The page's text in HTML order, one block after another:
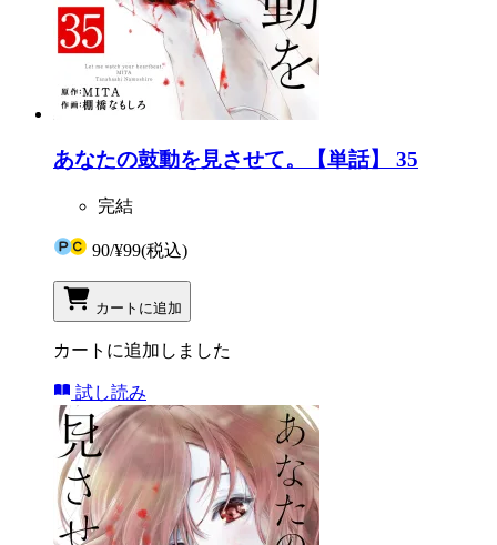
あなたの鼓動を見させて。【単話】 35
完結
90/¥99(税込)
カートに追加
カートに追加しました
試し読み